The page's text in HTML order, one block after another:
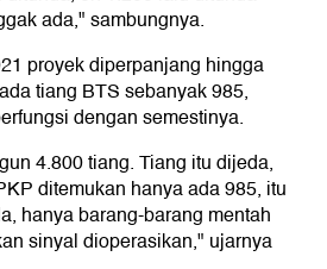
ada," sambungnya.
proyek diperpanjang hingga
tiang BTS sebanyak 985,
dengan semestinya.
4.800 tiang. Tiang itu dijeda,
ditemukan hanya ada 985, itu
hanya barang-barang mentah
sinyal dioperasikan," ujarnya